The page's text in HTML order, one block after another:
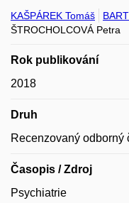
KAŠPÁREK Tomáš
ŠTROCHOLCOVÁ Petra
Rok publikování
2018
Druh
Recenzovaný odborný
Časopis / Zdroj
Psychiatrie